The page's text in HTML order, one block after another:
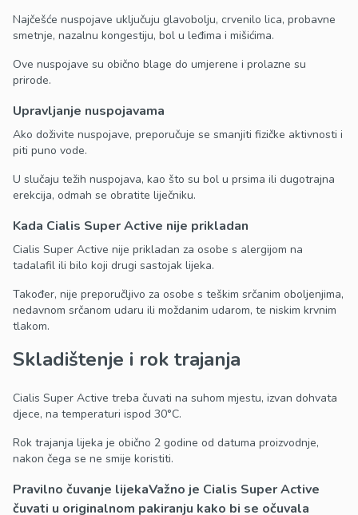
Najčešće nuspojave uključuju glavobolju, crvenilo lica, probavne
smetnje, nazalnu kongestiju, bol u leđima i mišićima.
Ove nuspojave su obično blage do umjerene i prolazne su
prirode.
Upravljanje nuspojavama
Ako doživite nuspojave, preporučuje se smanjiti fizičke aktivnosti i
piti puno vode.
U slučaju težih nuspojava, kao što su bol u prsima ili dugotrajna
erekcija, odmah se obratite liječniku.
Kada Cialis Super Active nije prikladan
Cialis Super Active nije prikladan za osobe s alergijom na
tadalafil ili bilo koji drugi sastojak lijeka.
Također, nije preporučljivo za osobe s teškim srčanim oboljenjima,
nedavnom srčanom udaru ili moždanim udarom, te niskim krvnim
tlakom.
Skladištenje i rok trajanja
Cialis Super Active treba čuvati na suhom mjestu, izvan dohvata
djece, na temperaturi ispod 30°C.
Rok trajanja lijeka je obično 2 godine od datuma proizvodnje,
nakon čega se ne smije koristiti.
Pravilno čuvanje lijekaVažno je Cialis Super Active
čuvati u originalnom pakiranju kako bi se očuvala